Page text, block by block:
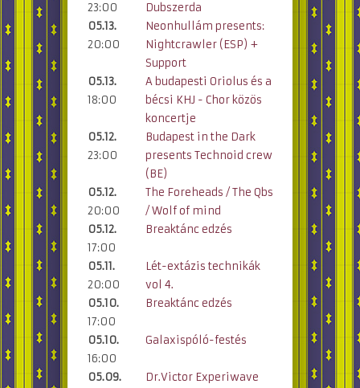
23:00
Dubszerda
05.13.
20:00
Neonhullám presents:
Nightcrawler (ESP) +
Support
05.13.
18:00
A budapesti Oriolus és a
bécsi KHJ - Chor közös
koncertje
05.12.
23:00
Budapest in the Dark
presents Technoid crew
(BE)
05.12.
20:00
The Foreheads / The Qbs
/ Wolf of mind
05.12.
17:00
Breaktánc edzés
05.11.
20:00
Lét-extázis technikák
vol 4.
05.10.
17:00
Breaktánc edzés
05.10.
16:00
Galaxispóló-festés
05.09.
Dr.Victor Experiwave